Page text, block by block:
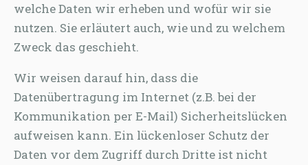
welche Daten wir erheben und wofür wir sie
nutzen. Sie erläutert auch, wie und zu welchem
Zweck das geschieht.
Wir weisen darauf hin, dass die
Datenübertragung im Internet (z.B. bei der
Kommunikation per E-Mail) Sicherheitslücken
aufweisen kann. Ein lückenloser Schutz der
Daten vor dem Zugriff durch Dritte ist nicht